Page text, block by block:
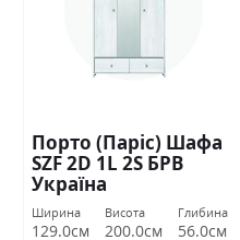
Порто (Паріс) Шафа
SZF 2D 1L 2S БРВ
Україна
Ширина
129.0см
Висота
200.0см
Глибина
56.0см